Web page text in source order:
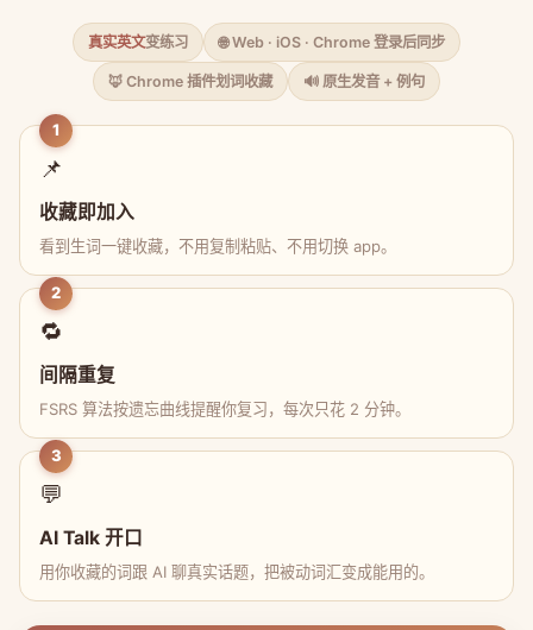
真实英文变练习 🌐 Web · iOS · Chrome 登录后同步
🦊 Chrome 插件划词收藏 🔊 原生发音 + 例句
1
📌
收藏即加入
看到生词一键收藏，不用复制粘贴、不用切换 app。
2
🔁
间隔重复
FSRS 算法按遗忘曲线提醒你复习，每次只花 2 分钟。
3
💬
AI Talk 开口
用你收藏的词跟 AI 聊真实话题，把被动词汇变成能用的。